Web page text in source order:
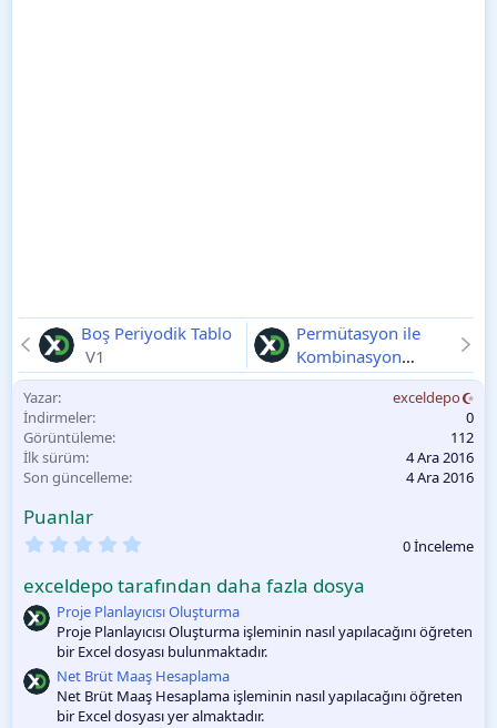
Boş Periyodik Tablo
V1
Permütasyon ile
Kombinasyon
Arasındaki Farkı
Yazar
exceldepo
İndirmeler
0
Görüntüleme
112
İlk sürüm
4 Ara 2016
Son güncelleme
4 Ara 2016
Puanlar
0
O
y
l
a
m
a
0 İnceleme
exceldepo tarafından daha fazla dosya
Proje Planlayıcısı Oluşturma
Proje Planlayıcısı Oluşturma işleminin nasıl yapılacağını öğreten
bir Excel dosyası bulunmaktadır.
Net Brüt Maaş Hesaplama
Net Brüt Maaş Hesaplama işleminin nasıl yapılacağını öğreten
bir Excel dosyası yer almaktadır.